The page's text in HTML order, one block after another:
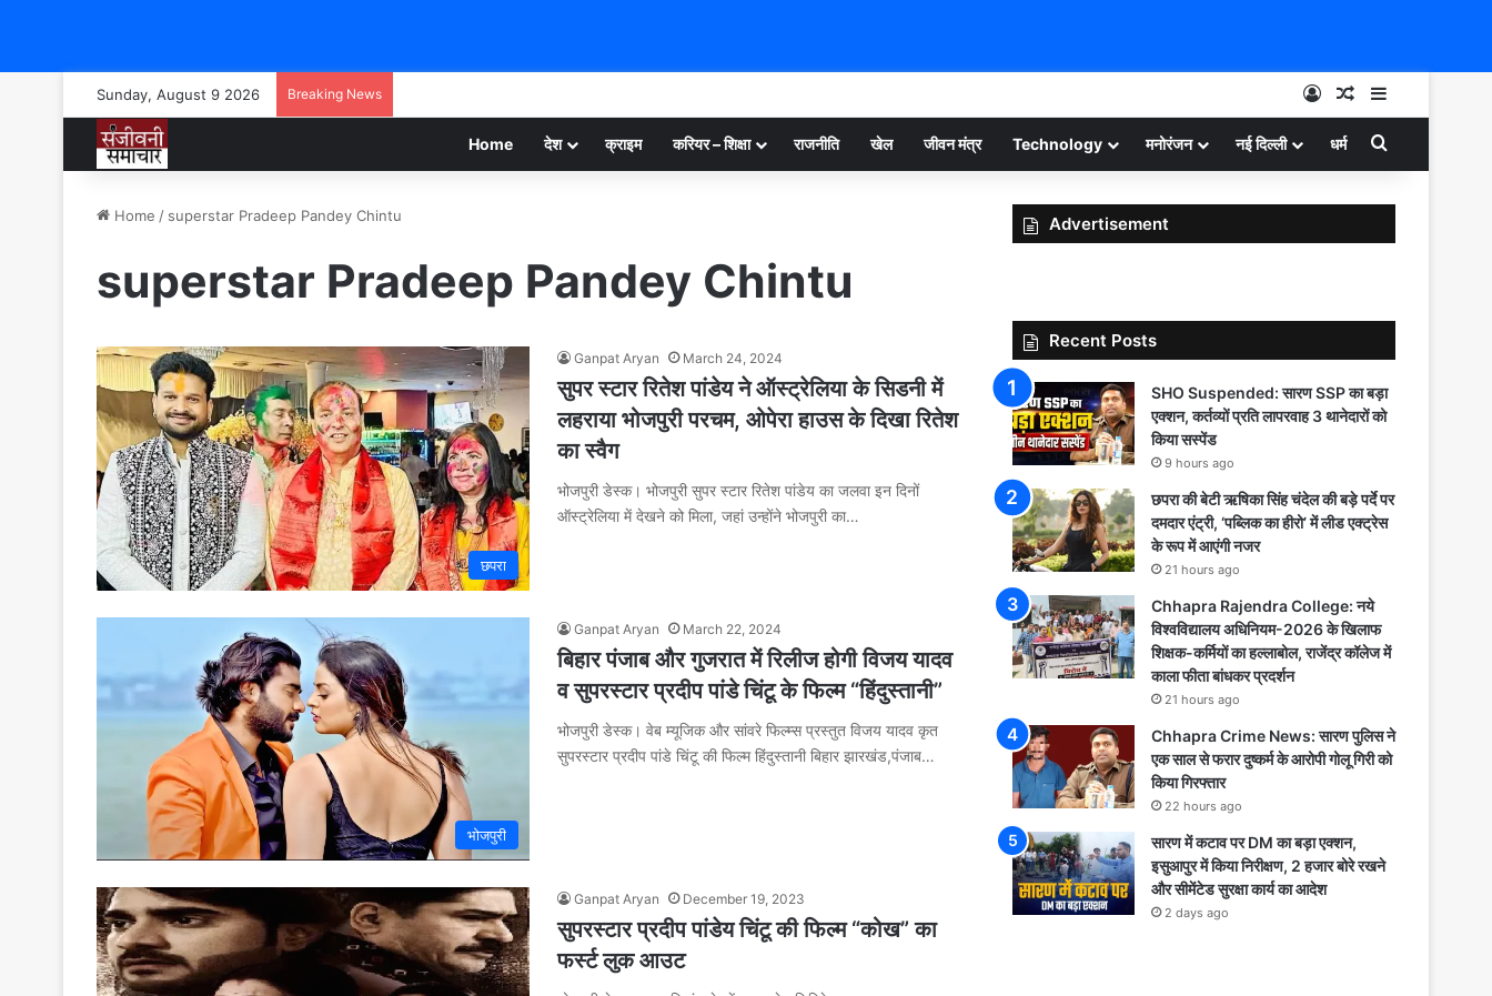
Sunday, August 9 2026 Breaking News Log InRandom Article
Sidebar
Home देश क्राइम करियर – शिक्षा राजनीति खेल जीवन मंत्र Technology मनोरंजन नई दिल्ली धर्म Search for
Home / superstar Pradeep Pandey Chintu
superstar Pradeep Pandey Chintu
छपरा
Ganpat Aryan March 24, 2024
सुपर स्टार रितेश पांडेय ने ऑस्ट्रेलिया के सिडनी में
लहराया भोजपुरी परचम, ओपेरा हाउस के दिखा रितेश
का स्वैग
भोजपुरी डेस्क। भोजपुरी सुपर स्टार रितेश पांडेय का जलवा इन दिनों
ऑस्ट्रेलिया में देखने को मिला, जहां उन्होंने भोजपुरी का…
भोजपुरी
Ganpat Aryan March 22, 2024
बिहार पंजाब और गुजरात में रिलीज होगी विजय यादव
व सुपरस्टार प्रदीप पांडे चिंटू के फिल्म “हिंदुस्तानी”
भोजपुरी डेस्क। वेब म्यूजिक और सांवरे फिल्म्स प्रस्तुत विजय यादव कृत
सुपरस्टार प्रदीप पांडे चिंटू की फिल्म हिंदुस्तानी बिहार झारखंड,पंजाब…
Ganpat Aryan December 19, 2023
सुपरस्टार प्रदीप पांडेय चिंटू की फिल्म “कोख” का
फर्स्ट लुक आउट
Advertisement
Recent Posts
SHO Suspended: सारण SSP का बड़ा
एक्शन, कर्तव्यों प्रति लापरवाह 3 थानेदारों को
किया सस्पेंड
9 hours ago
छपरा की बेटी ऋषिका सिंह चंदेल की बड़े पर्दे पर
दमदार एंट्री, ‘पब्लिक का हीरो’ में लीड एक्ट्रेस
के रूप में आएंगी नजर
21 hours ago
Chhapra Rajendra College: नये
विश्वविद्यालय अधिनियम-2026 के खिलाफ
शिक्षक-कर्मियों का हल्लाबोल, राजेंद्र कॉलेज में
काला फीता बांधकर प्रदर्शन
21 hours ago
Chhapra Crime News: सारण पुलिस ने
एक साल से फरार दुष्कर्म के आरोपी गोलू गिरी को
किया गिरफ्तार
22 hours ago
सारण में कटाव पर DM का बड़ा एक्शन,
इसुआपुर में किया निरीक्षण, 2 हजार बोरे रखने
और सीमेंटेड सुरक्षा कार्य का आदेश
2 days ago